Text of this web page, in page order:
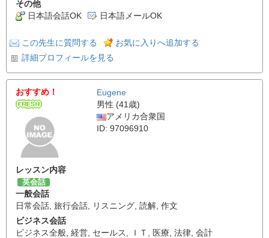
その他
日本語会話OK
日本語メールOK
この先生に質問する
お気に入りへ追加する
詳細プロフィールを見る
おすすめ！
Eugene
男性 (41歳)
アメリカ合衆国
ID: 97096910
レッスン内容
英会話
一般会話
日常会話 旅行会話 リスニング 読解 作文
ビジネス会話
ビジネス全般 経営 セールス ＩＴ 医療 法律 会計